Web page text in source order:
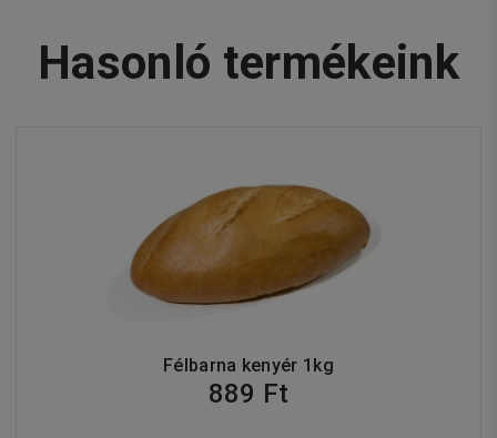
Hasonló termékeink
Félbarna kenyér 1kg
889 Ft